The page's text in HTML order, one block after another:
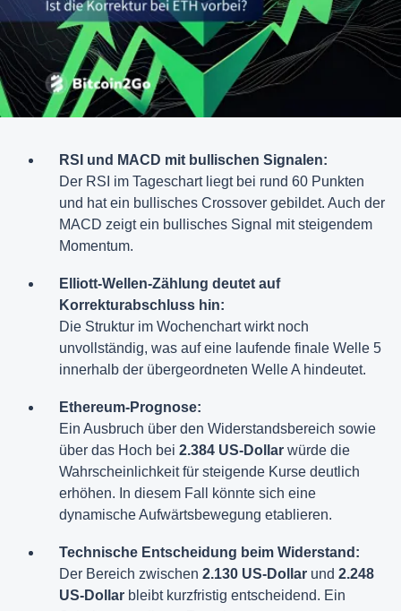
RSI und MACD mit bullischen Signalen:
Der RSI im Tageschart liegt bei rund 60 Punkten
und hat ein bullisches Crossover gebildet. Auch der
MACD zeigt ein bullisches Signal mit steigendem
Momentum.
Elliott-Wellen-Zählung deutet auf
Korrekturabschluss hin:
Die Struktur im Wochenchart wirkt noch
unvollständig, was auf eine laufende finale Welle 5
innerhalb der übergeordneten Welle A hindeutet.
Ethereum-Prognose:
Ein Ausbruch über den Widerstandsbereich sowie
über das Hoch bei 2.384 US-Dollar würde die
Wahrscheinlichkeit für steigende Kurse deutlich
erhöhen. In diesem Fall könnte sich eine
dynamische Aufwärtsbewegung etablieren.
Technische Entscheidung beim Widerstand:
Der Bereich zwischen 2.130 US-Dollar und 2.248
US-Dollar bleibt kurzfristig entscheidend. Ein